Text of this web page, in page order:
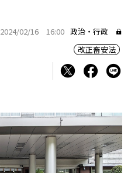
2024/02/16 16:00 政治・行政
改正畜安法